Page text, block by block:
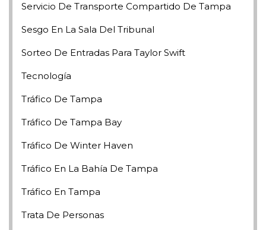
Servicio De Transporte Compartido De Tampa
Sesgo En La Sala Del Tribunal
Sorteo De Entradas Para Taylor Swift
Tecnología
Tráfico De Tampa
Tráfico De Tampa Bay
Tráfico De Winter Haven
Tráfico En La Bahía De Tampa
Tráfico En Tampa
Trata De Personas